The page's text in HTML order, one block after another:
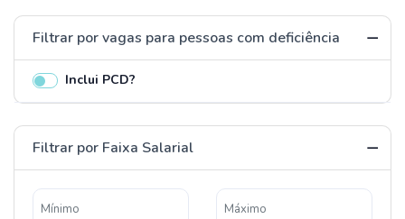
Filtrar por vagas para pessoas com deficiência
Inclui PCD?
Filtrar por Faixa Salarial